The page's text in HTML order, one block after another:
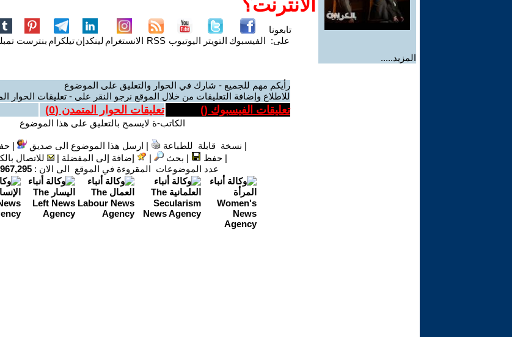
المزيد.....
الانترنت؟
تابعونا
على: الفيسبوك التويتر اليوتيوب RSS الانستغرام لينكدإنتيلكرام بنترست
رأيكم مهم للجميع - شارك في الحوار والتعليق على الموضوع
للاطلاع وإضافة التعليقات من خلال الموقع نرجو النقر على - تعليقات الحوار
تعليقات الفيسبوك () تعليقات الحوار المتمدن (0
)
الكاتب-ة لايسمح بالتعليق على هذا الموضوع
| نسخة قابلة للطباعة | ارسل هذا الموضوع الى صديق |
|حفظ | بحث | إضافة إلى المفضلة |
للاتصال
عدد الموضوعات المقروءة في الموقع الى الان :